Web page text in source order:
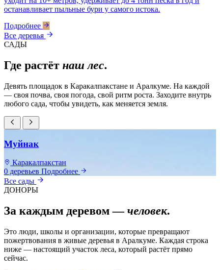
останавливает пыльные бури у самого истока.
Подробнее
Все деревья
САДЫ
Где растёт наш лес.
Девять площадок в Каракалпакстане и Аралкуме. На каждой
— своя почва, своя погода, свой ритм роста. Заходите внутрь
любого сада, чтобы увидеть, как меняется земля.
Муйнак
Каракалпакстан
0 деревьев Подробнее
Все сады
ДОНОРЫ
За каждым деревом —человек.
Это люди, школы и организации, которые превращают
пожертвования в живые деревья в Аралкуме. Каждая строка
ниже — настоящий участок леса, который растёт прямо
сейчас.